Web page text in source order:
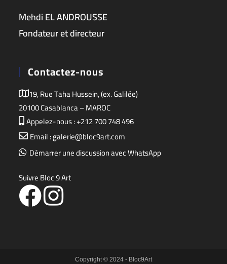
Mehdi EL ANDROUSSE
Fondateur et directeur
Contactez-nous
19, Rue Taha Hussein, (ex. Galilée)
20100 Casablanca – MAROC
Appelez-nous : +212 700 748 496
Email : galerie@bloc9art.com
Démarrer une discussion avec WhatsApp
Suivre Bloc 9 Art
Copyright © 2024 - Bloc9Art